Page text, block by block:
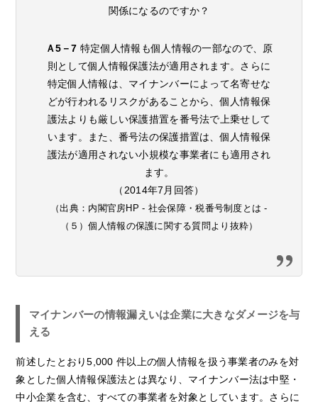
関係になるのですか？
Ａ5－7特定個人情報も個人情報の一部なので、原
則として個人情報保護法が適用されます。さらに
特定個人情報は、マイナンバーによって名寄せな
どが行われるリスクがあることから、個人情報保
護法よりも厳しい保護措置を番号法で上乗せして
います。また、番号法の保護措置は、個人情報保
護法が適用されない小規模な事業者にも適用され
ます。
（2014年7月回答）
（出典：内閣官房HP - 社会保障・税番号制度とは -
（５）個人情報の保護に関する質問より抜粋）
マイナンバーの情報漏えいは企業に大きなダメージを与
える
前述したとおり5,000 件以上の個人情報を扱う事業者のみを対
象とした個人情報保護法とは異なり、マイナンバー法は中堅・
中小企業を含む、すべての事業者を対象としています。さらに